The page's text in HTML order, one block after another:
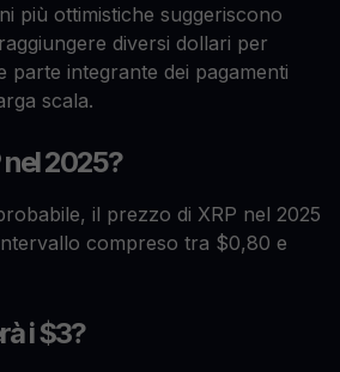
più ottimistiche suggeriscono
diversi dollari per
parte integrante dei pagamenti
scala.
nel 2025?
il prezzo di XRP nel 2025
compreso tra $0,80 e
i $3?